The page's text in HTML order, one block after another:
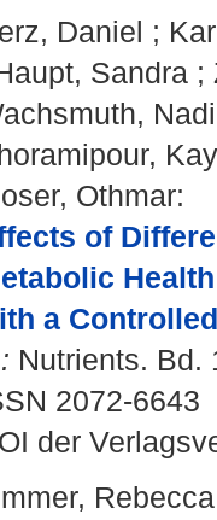
Daniel ;
Sandra ;
Othmar:
of
a
Nutrients. Bd.
2072-6643
der